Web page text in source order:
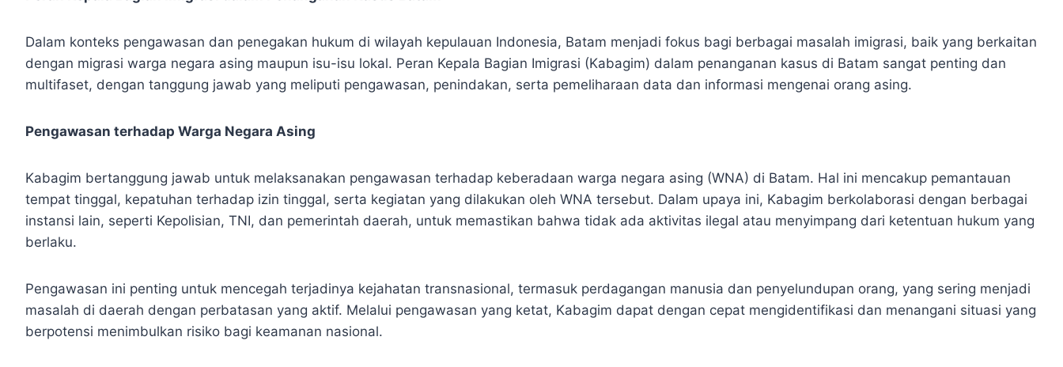
Dalam konteks pengawasan dan penegakan hukum di wilayah kepulauan Indonesia, Batam menjadi fokus bagi berbagai masalah imigrasi, baik yang berkaitan
dengan migrasi warga negara asing maupun isu-isu lokal. Peran Kepala Bagian Imigrasi (Kabagim) dalam penanganan kasus di Batam sangat penting dan
multifaset, dengan tanggung jawab yang meliputi pengawasan, penindakan, serta pemeliharaan data dan informasi mengenai orang asing.
Pengawasan terhadap Warga Negara Asing
Kabagim bertanggung jawab untuk melaksanakan pengawasan terhadap keberadaan warga negara asing (WNA) di Batam. Hal ini mencakup pemantauan
tempat tinggal, kepatuhan terhadap izin tinggal, serta kegiatan yang dilakukan oleh WNA tersebut. Dalam upaya ini, Kabagim berkolaborasi dengan berbagai
instansi lain, seperti Kepolisian, TNI, dan pemerintah daerah, untuk memastikan bahwa tidak ada aktivitas ilegal atau menyimpang dari ketentuan hukum yang
berlaku.
Pengawasan ini penting untuk mencegah terjadinya kejahatan transnasional, termasuk perdagangan manusia dan penyelundupan orang, yang sering menjadi
masalah di daerah dengan perbatasan yang aktif. Melalui pengawasan yang ketat, Kabagim dapat dengan cepat mengidentifikasi dan menangani situasi yang
berpotensi menimbulkan risiko bagi keamanan nasional.